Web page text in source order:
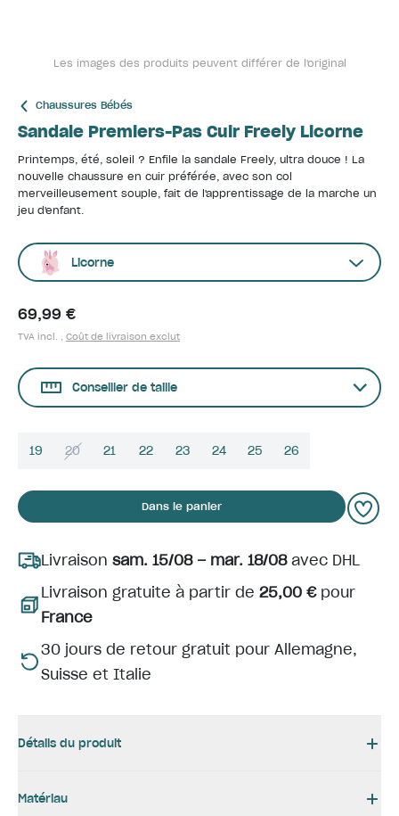
Les images des produits peuvent différer de l'original
Chaussures Bébés
Sandale Premiers-Pas Cuir Freely Licorne
Printemps, été, soleil ? Enfile la sandale Freely, ultra douce ! La
nouvelle chaussure en cuir préférée, avec son col
merveilleusement souple, fait de l'apprentissage de la marche un
jeu d'enfant.
Licorne
69,99 €
TVA incl. , Coût de livraison exclut
Conseiller de taille
19 20 21 22 23 24 25 26
Dans le panier
Livraison sam. 15/08 – mar. 18/08avec DHL
Livraison gratuite à partir de 25,00 €pour
France
30 jours de retour gratuit pour Allemagne,
Suisse et Italie
Détails du produit
Matériau